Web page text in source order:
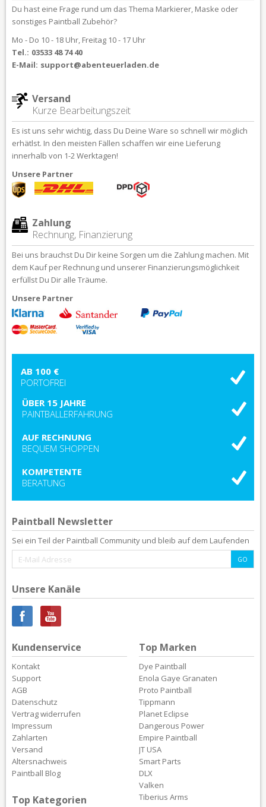
Du hast eine Frage rund um das Thema Markierer, Maske oder
sonstiges Paintball Zubehör?
Mo - Do 10 - 18 Uhr, Freitag 10 - 17 Uhr
Tel.: 03533 48 74 40
E-Mail: support@abenteuerladen.de
Versand
Kurze Bearbeitungszeit
Es ist uns sehr wichtig, dass Du Deine Ware so schnell wir möglich
erhätlst. In den meisten Fällen schaffen wir eine Lieferung
innerhalb von 1-2 Werktagen!
Unsere Partner
Zahlung
Rechnung, Finanzierung
Bei uns brauchst Du Dir keine Sorgen um die Zahlung machen. Mit
dem Kauf per Rechnung und unserer Finanzierungsmöglichkeit
erfüllst Du Dir alle Träume.
Unsere Partner
AB 100 €
PORTOFREI
ÜBER 15 JAHRE
PAINTBALLERFAHRUNG
AUF RECHNUNG
BEQUEM SHOPPEN
KOMPETENTE
BERATUNG
Paintball Newsletter
Sei ein Teil der Paintball Community und bleib auf dem Laufenden
Unsere Kanäle
Kundenservice
Kontakt
Support
AGB
Datenschutz
Vertrag widerrufen
Impressum
Zahlarten
Versand
Altersnachweis
Paintball Blog
Top Kategorien
Top Marken
Dye Paintball
Enola Gaye Granaten
Proto Paintball
Tippmann
Planet Eclipse
Dangerous Power
Empire Paintball
JT USA
Smart Parts
DLX
Valken
Tiberius Arms